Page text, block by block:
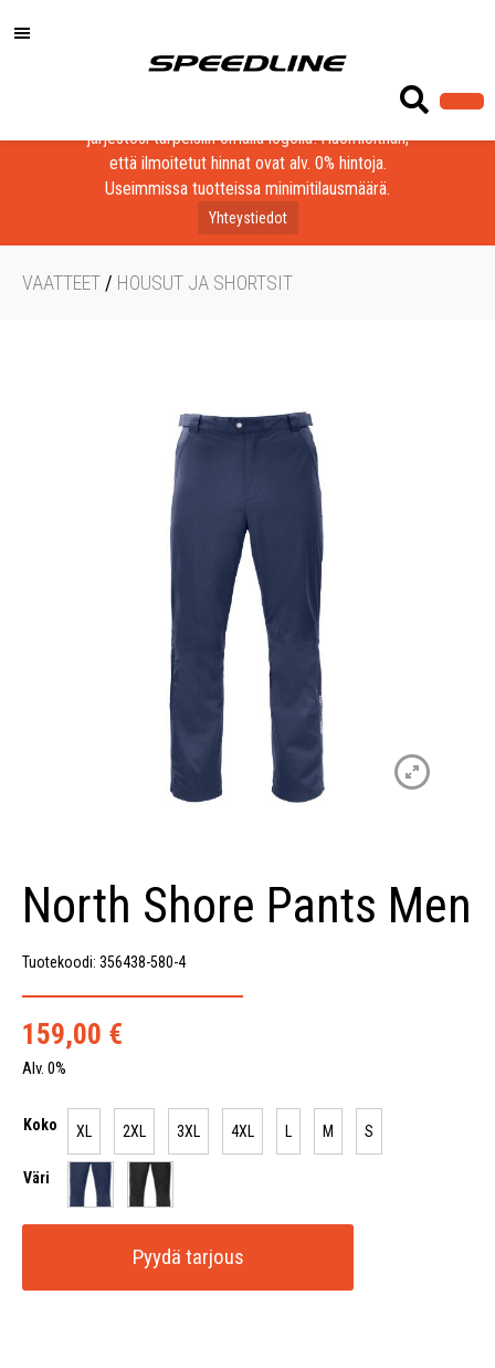
Löydä laadukkaat tuotteet yrityksesi, seurasi tai
järjestösi tarpeisiin omalla logolla! Huomioithan,
että ilmoitetut hinnat ovat alv. 0% hintoja.
Useimmissa tuotteissa minimitilausmäärä.
Yhteystiedot
VAATTEET / HOUSUT JA SHORTSIT
North Shore Pants Men
Tuotekoodi: 356438-580-4
159,00 €
Alv. 0%
Koko XL 2XL 3XL 4XL L M S
Väri
Pyydä tarjous